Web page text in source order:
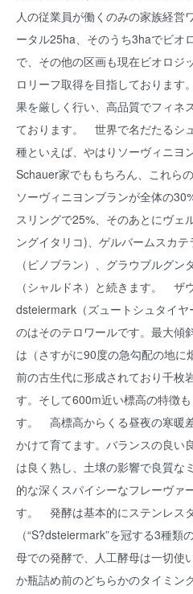
人の従業員が働くのみの家族経
ータル25ha、そのうち3haでビオ
で、その他の区画も現在ビオロジ
ロリーフ取得を目指しておりま
果を厳しく行い、高品質でフィネ
ております。 世界で名だたるシ
種といえば、やはりソーヴィニヨ
Schauer家でももちろん、これら
ソーヴィニヨンブランが全体の
スリングで25%、そのあとにヴェ
ングイタリコ)、ゲルバームスカ
（ピノブラン）、グラウブルグ
（シャルドネ）と続きます。 ザ
dsteiermark（ズュートシュタイ
のはそのテロワールです。最大傾
は（さすがに90度の急勾配の地
前の古生代に形成されており千枚
す。そして600m近い標高の特徴
す。 高標高からくる昼夜の寒暖
かけて育てます。バランスの良い
は良く熟し、土壌の影響で良質な
的な深くスパイシーなフレーヴァ
す。 発酵は基本的にステンレス
（“S?dsteiermark”を冠する3種
母での発酵で、人工酵母は一切使
か瓶詰め前のどちらかのタイミン